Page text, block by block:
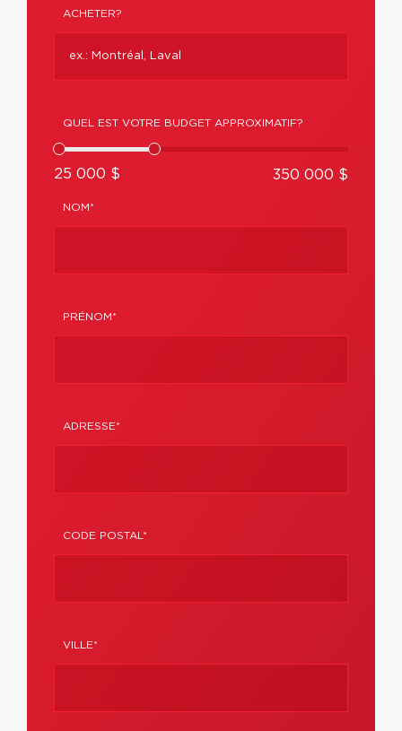
ACHETER?
QUEL EST VOTRE BUDGET APPROXIMATIF?
25 000 $ 350 000 $
NOM*
PRÉNOM*
ADRESSE*
CODE POSTAL*
VILLE*